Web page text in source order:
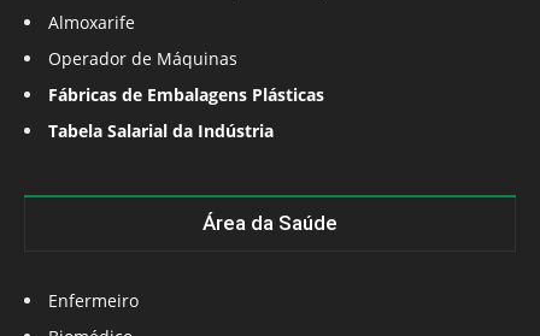
Almoxarife
Operador de Máquinas
Fábricas de Embalagens Plásticas
Tabela Salarial da Indústria
Área da Saúde
Enfermeiro